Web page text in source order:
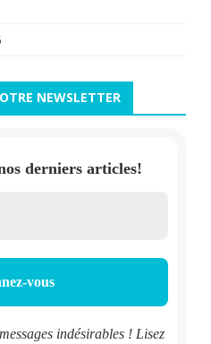
NEWSLETTER
derniers articles!
indésirables ! Lisez